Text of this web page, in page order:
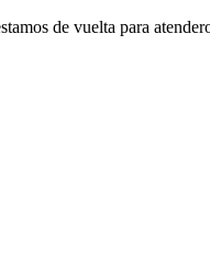
de vuelta para